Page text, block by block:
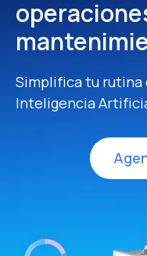
Simplifica tu rutina
Inteligencia